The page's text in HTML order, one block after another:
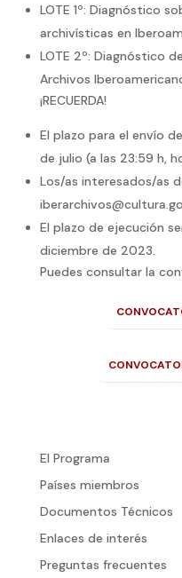
LOTE 1º: Diagnóstico
archivísticas en
LOTE 2º: Diagnóstico
Archivos
¡RECUERDA!
El plazo para el envío
de julio (a las 23:59 h,
Los/as interesados/as
El plazo de ejecución
diciembre de 2023.
Puedes consultar la
El Programa
Países miembros
Documentos Técnicos
Enlaces de interés
Preguntas frecuentes